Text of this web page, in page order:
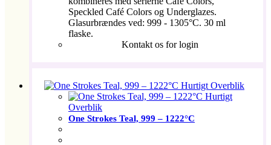
Speckled Café Colors og Underglazes.
Glasurbrændes ved: 999 - 1305°C. 30 ml
flaske.
Kontakt os for login
Hurtigt Overblik
Hurtigt
Overblik
One Strokes Teal, 999 – 1222°C